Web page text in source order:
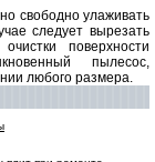
свободно улаживать
следует вырезать
поверхности
пылесос,
любого размера.